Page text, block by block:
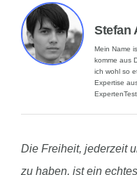
Stefan
Mein Name
komme aus
ich wohl so
Expertise
Die Freiheit, jederzeit
zu haben, ist ein